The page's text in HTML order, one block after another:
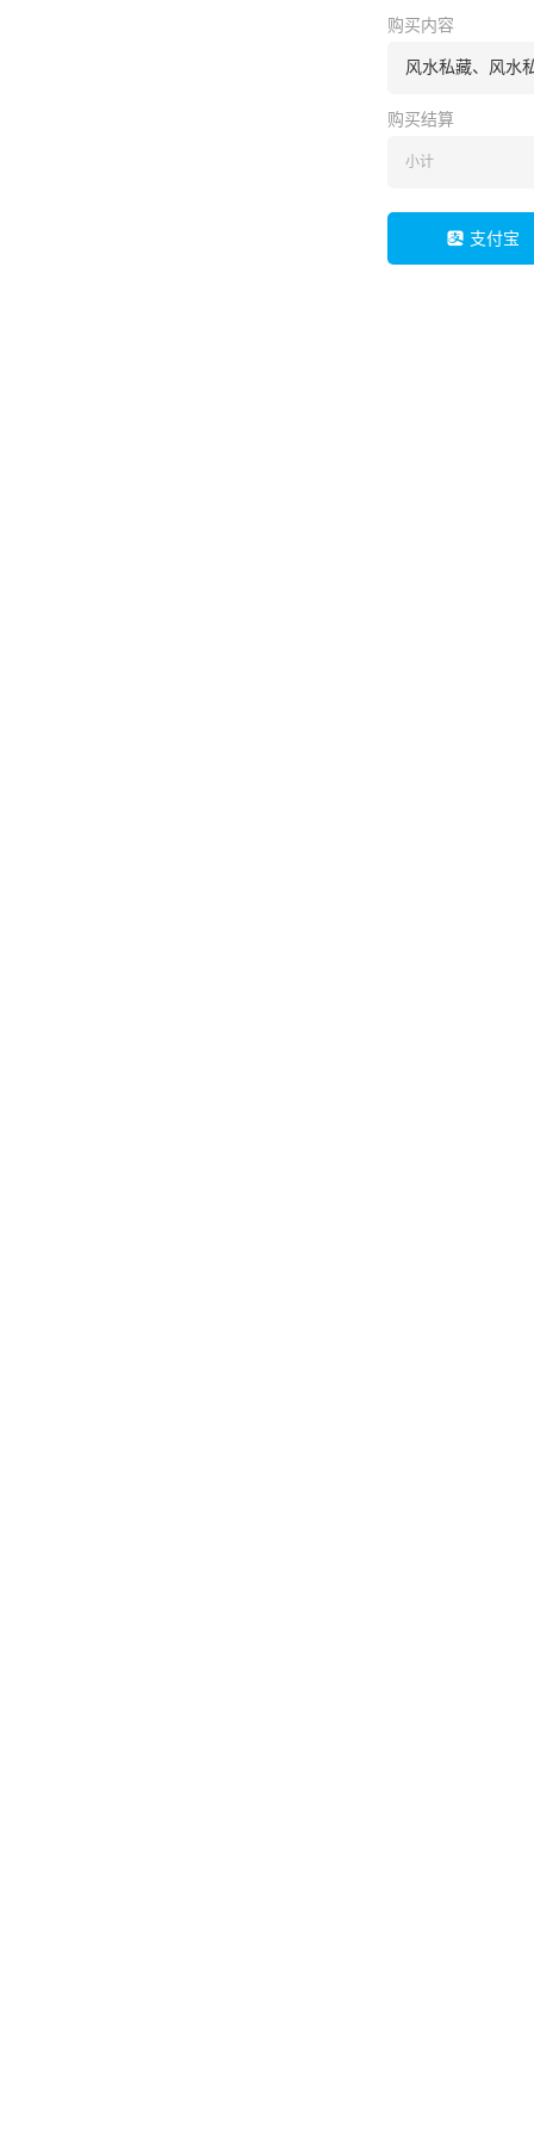
购买内容
风水私藏、风水
购买结算
小计
支付宝